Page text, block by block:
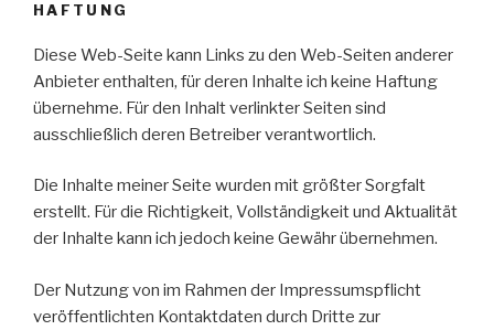
HAFTUNG
Diese Web-Seite kann Links zu den Web-Seiten anderer
Anbieter enthalten, für deren Inhalte ich keine Haftung
übernehme. Für den Inhalt verlinkter Seiten sind
ausschließlich deren Betreiber verantwortlich.
Die Inhalte meiner Seite wurden mit größter Sorgfalt
erstellt. Für die Richtigkeit, Vollständigkeit und Aktualität
der Inhalte kann ich jedoch keine Gewähr übernehmen.
Der Nutzung von im Rahmen der Impressumspflicht
veröffentlichten Kontaktdaten durch Dritte zur